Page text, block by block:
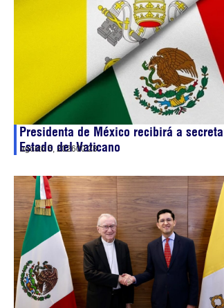
Presidenta de México recibirá a
Estado del Vaticano
agosto 5, 202600:28